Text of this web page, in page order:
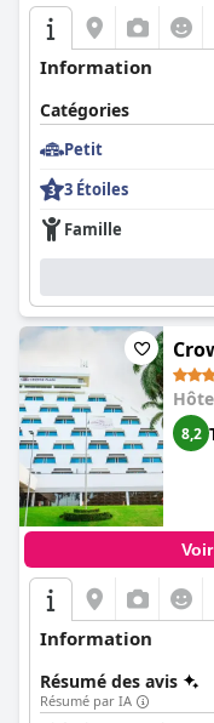
Information
Catégories
Petit
3 Étoiles
Famille
8,2
Information
Résumé des avis
Résumé par IA